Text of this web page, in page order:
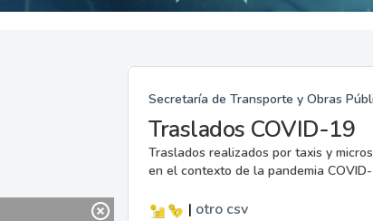
Secretaría de Transporte y Obras
Traslados COVID-19
Traslados realizados por taxis y
en el contexto de la pandemia
| otro csv